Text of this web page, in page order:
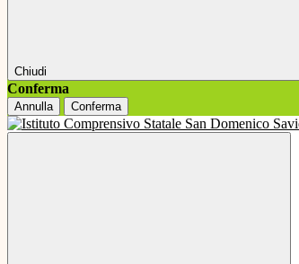
Chiudi
Conferma
Annulla Conferma